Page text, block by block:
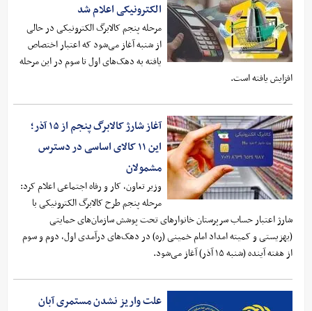
الکترونیکی اعلام شد
مرحله پنجم کالابرگ الکترونیکی در حالی
از شنبه آغاز می‌شود که اعتبار اختصاص
یافته به دهک‌های اول تا سوم در این مرحله
افزایش یافته است.
آغاز شارژ کالابرگ پنجم از ۱۵ آذر؛
این ۱۱ کالای اساسی در دسترس
مشمولان
وزیر تعاون، کار و رفاه اجتماعی اعلام کرد:
مرحله پنجم طرح کالابرگ الکترونیکی با
شارژ اعتبار حساب سرپرستان خانوارهای تحت پوشش سازمان‌های حمایتی
(بهزیستی و کمیته امداد امام خمینی (ره) در دهک‌های درآمدی اول، دوم و سوم
از هفته آینده (شنبه ۱۵ آذر) آغاز می‌شود.
علت واریز نشدن مستمری آبان